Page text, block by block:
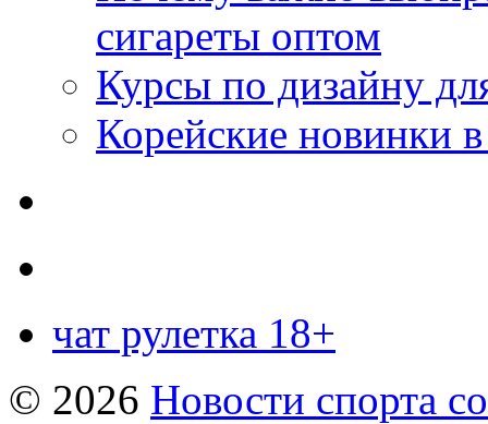
сигареты оптом
Курсы по дизайну
Корейские новинки
чат рулетка 18+
© 2026 Новости спорта